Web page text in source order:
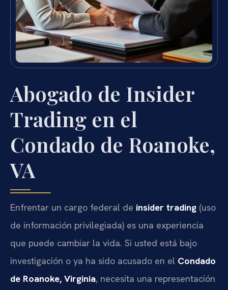
Abogado de Insider
Trading en el
Condado de Roanoke,
VA
Enfrentar un cargo federal de insider trading (uso
de información privilegiada) es una experiencia
que puede cambiar la vida. Si usted está bajo
investigación o ya ha sido acusado en el Condado
de Roanoke, Virginia, necesita una representación